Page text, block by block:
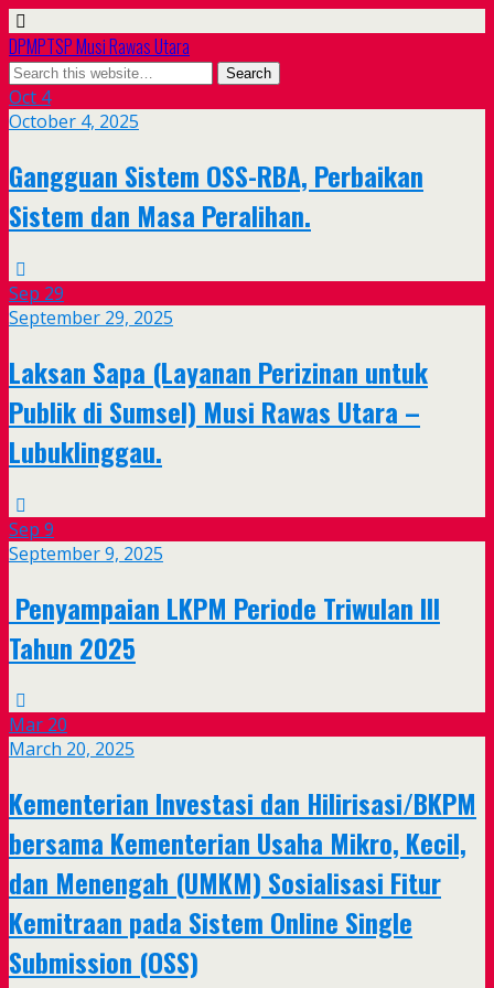
DPMPTSP Musi Rawas Utara
Oct 4
October 4, 2025
Gangguan Sistem OSS-RBA, Perbaikan
Sistem dan Masa Peralihan.
Sep 29
September 29, 2025
Laksan Sapa (Layanan Perizinan untuk
Publik di Sumsel) Musi Rawas Utara –
Lubuklinggau.
Sep 9
September 9, 2025
Penyampaian LKPM Periode Triwulan III
Tahun 2025
Mar 20
March 20, 2025
Kementerian Investasi dan Hilirisasi/BKPM
bersama Kementerian Usaha Mikro, Kecil,
dan Menengah (UMKM) Sosialisasi Fitur
Kemitraan pada Sistem Online Single
Submission (OSS)